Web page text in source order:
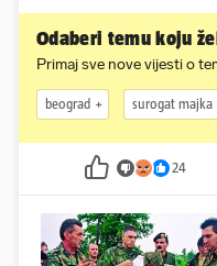
Odaberi temu koju
Primaj sve nove vijesti o
beograd surogat majka
24